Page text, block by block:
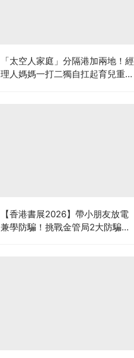
「太空人家庭」分隔港加兩地！經
理人媽媽一打二獨自扛起育兒重
【香港書展2026】帶小朋友放電
兼學防騙！挑戰金管局2大防騙遊